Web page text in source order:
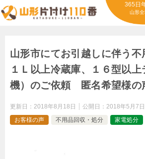
365日
山形
山形市にてお引越しに伴う不
１Ｌ以上冷蔵庫、１６型以
機）のご依頼 匿名希望様の
更新日： 2018年8月18日 公開日： 2018年5月7日
お客様の声
不用品回収・処分 家電処分